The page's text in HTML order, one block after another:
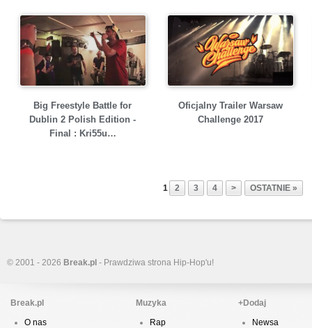
Big Freestyle Battle for
Dublin 2 Polish Edition -
Final : Kri55u…
Oficjalny Trailer Warsaw
Challenge 2017
1 2 3 4 > OSTATNIE »
© 2001 - 2026 Break.pl - Prawdziwa strona Hip-Hop'u!
Break.pl
O nas
Muzyka
Rap
+Dodaj
Newsa